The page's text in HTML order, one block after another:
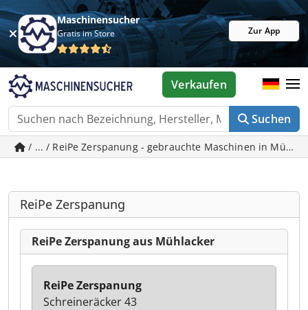
Maschinensucher
Gratis im Store Zur App
Suchen
Verkaufen
/ ... / ReiPe Zerspanung - gebrauchte Maschinen in
ReiPe Zerspanung
ReiPe Zerspanung aus Mühlacker
ReiPe Zerspanung
Schreineräcker 43